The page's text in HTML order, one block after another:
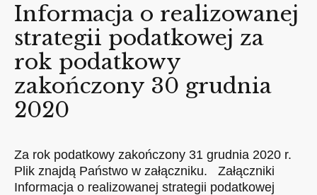
Informacja o realizowanej
strategii podatkowej za
rok podatkowy
zakończony 30 grudnia
2020
Za rok podatkowy zakończony 31 grudnia 2020 r.
Plik znajdą Państwo w załączniku. Załączniki
Informacja o realizowanej strategii podatkowej